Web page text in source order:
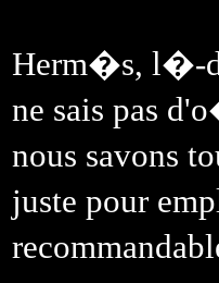
Herm�s, l�-
ne sais pas
nous savons
juste pour